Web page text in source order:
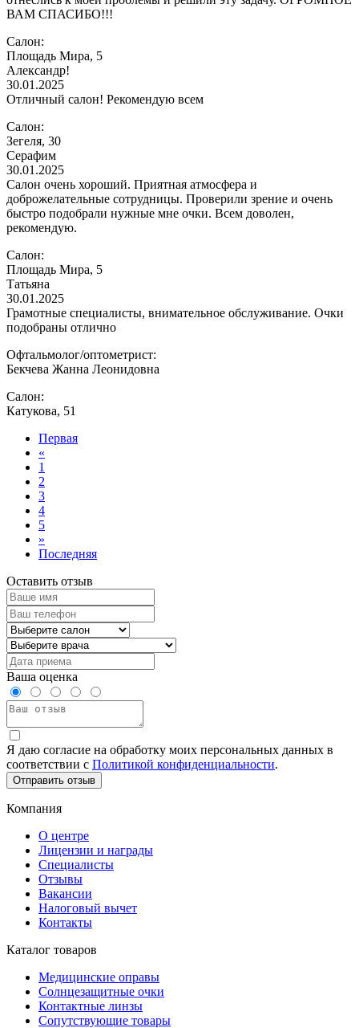
ВАМ СПАСИБО!!!
Салон:
Площадь Мира, 5
Александр!
30.01.2025
Отличный салон! Рекомендую всем
Салон:
Зегеля, 30
Серафим
30.01.2025
Салон очень хороший. Приятная атмосфера и
доброжелательные сотрудницы. Проверили зрение и очень
быстро подобрали нужные мне очки. Всем доволен,
рекомендую.
Салон:
Площадь Мира, 5
Татьяна
30.01.2025
Грамотные специалисты, внимательное обслуживание. Очки
подобраны отлично
Офтальмолог/оптометрист:
Бекчева Жанна Леонидовна
Салон:
Катукова, 51
Первая
«
1
2
3
4
5
»
Последняя
Оставить отзыв
Ваша оценка
Я даю согласие на обработку моих персональных данных в
соответствии c Политикой конфиденциальности.
Отправить отзыв
Компания
О центре
Лицензии и награды
Специалисты
Отзывы
Вакансии
Налоговый вычет
Контакты
Каталог товаров
Медицинские оправы
Солнцезащитные очки
Контактные линзы
Сопутствующие товары